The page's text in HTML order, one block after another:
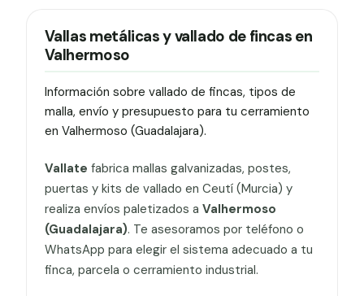
Vallas metálicas y vallado de fincas en
Valhermoso
Información sobre vallado de fincas, tipos de
malla, envío y presupuesto para tu cerramiento
en Valhermoso (Guadalajara).
Vallate fabrica mallas galvanizadas, postes,
puertas y kits de vallado en Ceutí (Murcia) y
realiza envíos paletizados a Valhermoso
(Guadalajara). Te asesoramos por teléfono o
WhatsApp para elegir el sistema adecuado a tu
finca, parcela o cerramiento industrial.